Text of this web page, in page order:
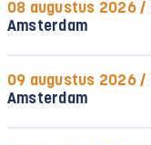
08 augustus 2026 /
Amsterdam
09 augustus 2026 /
Amsterdam